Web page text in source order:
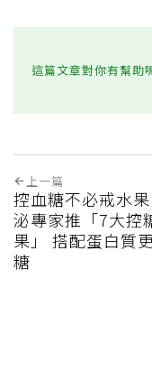
這篇文章對你有幫助
上一篇
控血糖不必戒水
泌專家推「7大控
果」 搭配蛋白質
糖